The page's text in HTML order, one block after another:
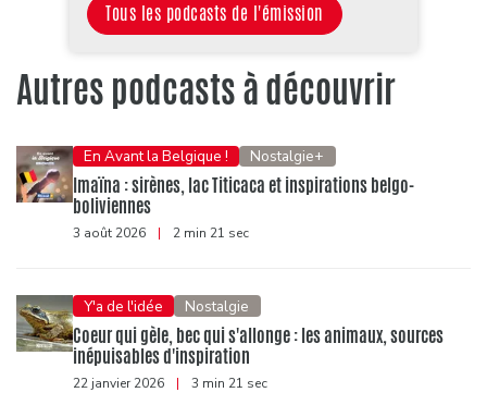
Tous les podcasts de l'émission
Autres podcasts à découvrir
En Avant la Belgique ! Nostalgie+
Imaïna : sirènes, lac Titicaca et inspirations belgo-
boliviennes
3 août 2026 | 2 min 21 sec
Y'a de l'idée Nostalgie
Coeur qui gèle, bec qui s'allonge : les animaux, sources
inépuisables d'inspiration
22 janvier 2026 | 3 min 21 sec